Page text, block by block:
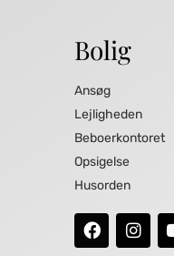
Bolig
Ansøg
Lejligheden
Beboerkontoret
Opsigelse
Husorden